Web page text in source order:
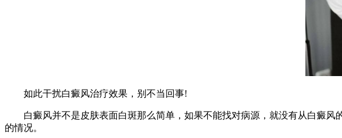
如此干扰白癜风治疗效果，别不当回事!
白癜风并不是皮肤表面白斑那么简单，如果不能找对病源，就没有从白癜风
的情况。